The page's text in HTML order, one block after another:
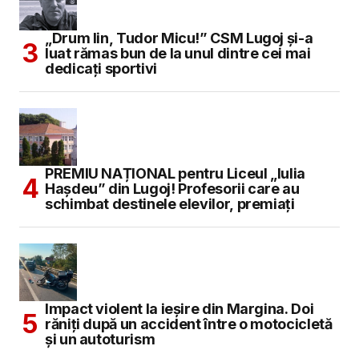
„Drum lin, Tudor Micu!” CSM Lugoj și-a
luat rămas bun de la unul dintre cei mai
dedicați sportivi
PREMIU NAȚIONAL pentru Liceul „Iulia
Hașdeu” din Lugoj! Profesorii care au
schimbat destinele elevilor, premiați
Impact violent la ieșire din Margina. Doi
răniți după un accident între o motocicletă
și un autoturism